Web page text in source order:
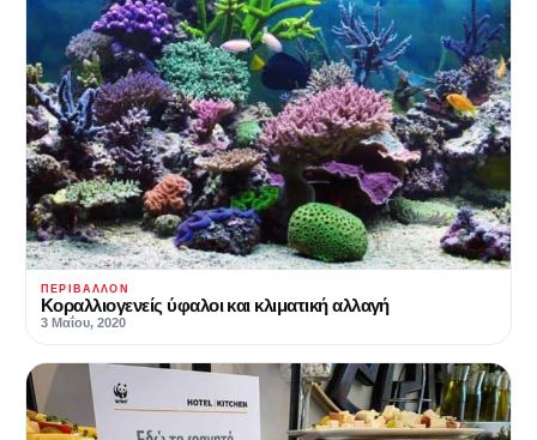
ΠΕΡΙΒΆΛΛΟΝ
Κοραλλιογενείς ύφαλοι και κλιματική αλλαγή
3 Μαΐου, 2020